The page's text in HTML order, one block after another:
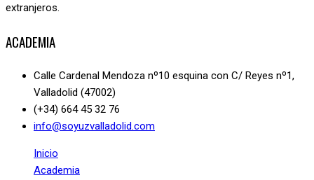
extranjeros.
ACADEMIA
Calle Cardenal Mendoza nº10 esquina con C/ Reyes nº1,
Valladolid (47002)
(+34) 664 45 32 76
info@soyuzvalladolid.com
Inicio
Academia